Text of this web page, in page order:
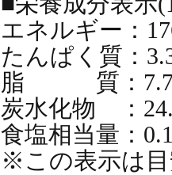
エネルギー：
たんぱく質：
脂 質：
炭水化物 ：
食塩相当量：
※この表示は